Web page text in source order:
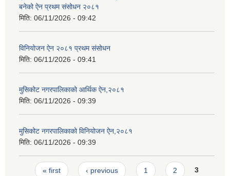
बनेको ऐन प्रथम संसोधन २०८१
मिति: 06/11/2026 - 09:42
विनियोजन ऐन २०८१ प्रथम संसोधन
मिति: 06/11/2026 - 09:41
मुसिकोट नगरपालिकाको आर्थिक ऐन,२०८१
मिति: 06/11/2026 - 09:39
मुसिकोट नगरपालिकाको विनियोजन ऐन,२०८१
मिति: 06/11/2026 - 09:39
Pages
« first ‹ previous 1 2 3